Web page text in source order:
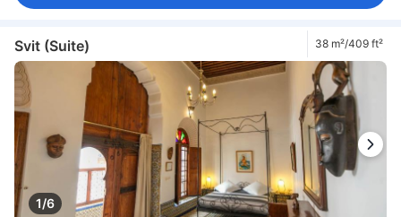
Svit (Suite) 38 m²/409 ft²
1/6